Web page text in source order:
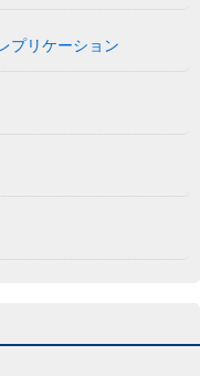
プリケーション